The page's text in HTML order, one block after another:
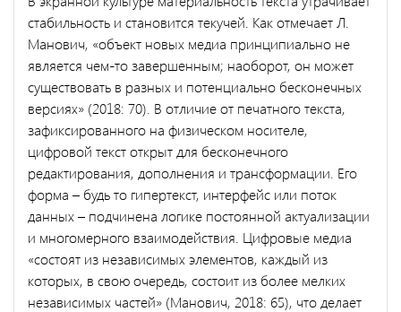
стабильность и становится текучей. Как отмечает Л.
Манович, «объект новых медиа принципиально не
является чем-то завершенным; наоборот, он может
существовать в разных и потенциально бесконечных
версиях» (2018: 70). В отличие от печатного текста,
зафиксированного на физическом носителе,
цифровой текст открыт для бесконечного
редактирования, дополнения и трансформации. Его
форма – будь то гипертекст, интерфейс или поток
данных – подчинена логике постоянной актуализации
и многомерного взаимодействия. Цифровые медиа
«состоят из независимых элементов, каждый из
которых, в свою очередь, состоит из более мелких
независимых частей» (Манович, 2018: 65), что делает